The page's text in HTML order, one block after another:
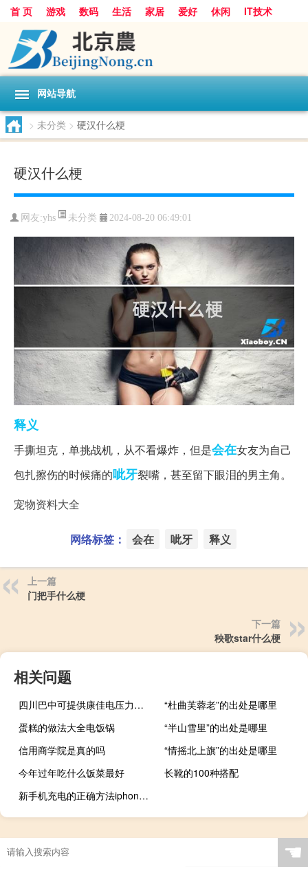
首 页 游戏 数码 生活 家居 爱好 休闲
IT技术
互联网
手机 购物
网站导航
> 未分类 > 硬汉什么梗
硬汉什么梗
网友:yhs 未分类 2024-08-20 06:49:01
释义
手撕坦克，单挑战机，从不看爆炸，但是会在女友为自己
包扎擦伤的时候痛的呲牙裂嘴，甚至留下眼泪的男主角。
宠物资料大全
网络标签： 会在 呲牙 释义
上一篇
门把手什么梗
下一篇
秧歌star什么梗
相关问题
四川巴中可提供康佳电压力锅维修服务地址在哪
“杜曲芙蓉老”的出处是哪里
蛋糕的做法大全电饭锅
“半山雪里”的出处是哪里
信用商学院是真的吗
“情摇北上旗”的出处是哪里
今年过年吃什么饭菜最好
长靴的100种搭配
新手机充电的正确方法iphone（新手机充电的正确方法）
☚